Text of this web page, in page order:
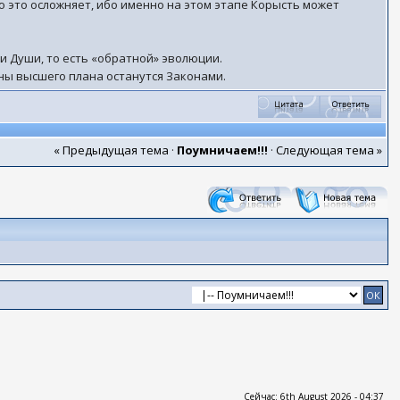
это осложняет, ибо именно на этом этапе Корысть может
Души, то есть «обратной» эволюции.
высшего плана останутся Законами.
« Предыдущая тема · Поумничаем!!! · Следующая тема »
Сейчас: 6th August 2026 - 04:37